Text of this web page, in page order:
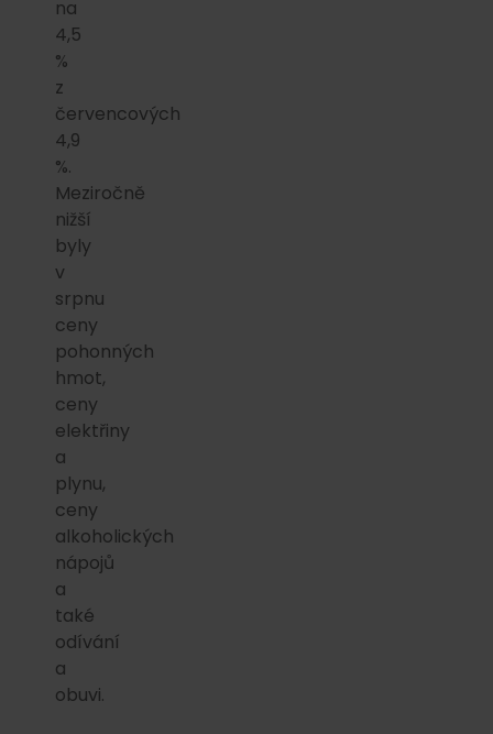
na
4,5
%
z
červencových
4,9
%.
Meziročně
nižší
byly
v
srpnu
ceny
pohonných
hmot,
ceny
elektřiny
a
plynu,
ceny
alkoholických
nápojů
a
také
odívání
a
obuvi.